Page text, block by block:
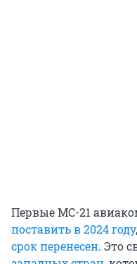
Первые МС-21
поставить в 2024 году
срок перенесен. Это